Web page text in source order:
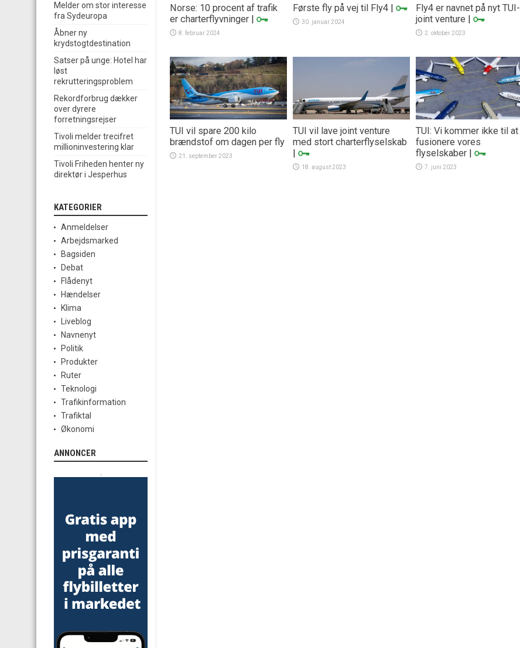
Norse: 10 procent af trafik
er charterflyvninger |
8. februar 2024
Første fly på vej til Fly4 |
30. januar 2024
Fly4 er navnet på nyt TUI-
joint venture |
2. oktober 2023
TUI vil spare 200 kilo
brændstof om dagen per fly
21. september 2023
TUI vil lave joint venture
med stort charterflyselskab
|
18. august 2023
TUI: Vi kommer ikke til at
fusionere vores
flyselskaber |
7. juni 2023
Melder om stor interesse
fra Sydeuropa
Åbner ny
krydstogtdestination
Satser på unge: Hotel har
løst
rekrutteringsproblem
Rekordforbrug dækker
over dyrere
forretningsrejser
Tivoli melder trecifret
millioninvestering klar
Tivoli Friheden henter ny
direktør i Jesperhus
KATEGORIER
Anmeldelser
Arbejdsmarked
Bagsiden
Debat
Flådenyt
Hændelser
Klima
Liveblog
Navnenyt
Politik
Produkter
Ruter
Teknologi
Trafikinformation
Trafiktal
Økonomi
ANNONCER